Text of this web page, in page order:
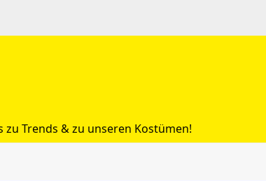
Trends & zu unseren Kostümen!